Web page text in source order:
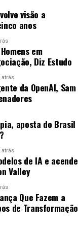
visão a
anos
em
Diz Estudo
atrás
da OpenAI, Sam
aposta do Brasil
atrás
de IA e acende
Valley
Que Fazem a
de Transformação